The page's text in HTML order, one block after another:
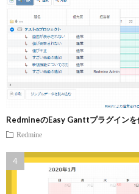
RedmineのEasy Ganttプラグインを
Redmine